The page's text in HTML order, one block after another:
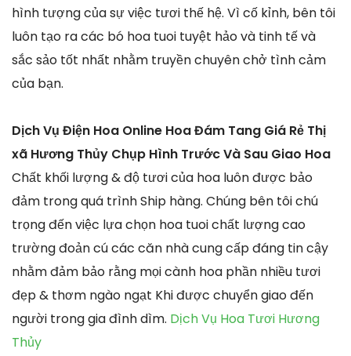
hình tượng của sự việc tươi thế hệ. Vì cố kỉnh, bên tôi
luôn tạo ra các bó hoa tuoi tuyệt hảo và tinh tế và
sắc sảo tốt nhất nhằm truyền chuyên chở tình cảm
của bạn.
Dịch Vụ Điện Hoa Online Hoa Đám Tang Giá Rẻ Thị
xã Hương Thủy Chụp Hình Trước Và Sau Giao Hoa
Chất khối lượng & độ tươi của hoa luôn được bảo
đảm trong quá trình Ship hàng. Chúng bên tôi chú
trọng đến việc lựa chọn hoa tuoi chất lượng cao
trường đoản cú các căn nhà cung cấp đáng tin cậy
nhằm đảm bảo rằng mọi cành hoa phần nhiều tươi
đẹp & thơm ngào ngạt Khi được chuyển giao đến
người trong gia đình dìm. Dịch Vụ Hoa Tươi Hương
Thủy